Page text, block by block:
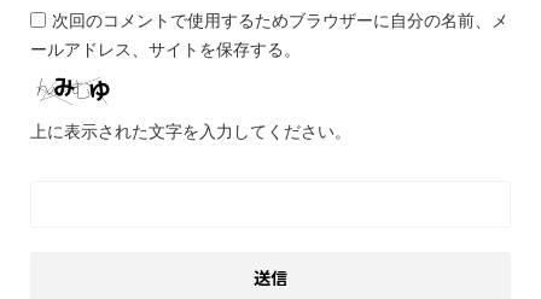
次回のコメントで使用するためブラウザーに自分の名前、メ
ールアドレス、サイトを保存する。
上に表示された文字を入力してください。